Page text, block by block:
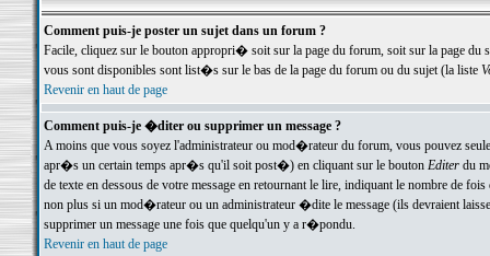
Comment puis-je poster un sujet dans un forum ?
Facile, cliquez sur le bouton appropri� soit sur la page du forum, soit sur la page du
vous sont disponibles sont list�s sur le bas de la page du forum ou du sujet (la liste
Revenir en haut de page
Comment puis-je �diter ou supprimer un message ?
A moins que vous soyez l'administrateur ou mod�rateur du forum, vous pouvez
apr�s un certain temps apr�s qu'il soit post�) en cliquant sur le bouton Editerdu
de texte en dessous de votre message en retournant le lire, indiquant le nombre
non plus si un mod�rateur ou un administrateur �dite le message (ils devraient
supprimer un message une fois que quelqu'un y a r�pondu.
Revenir en haut de page